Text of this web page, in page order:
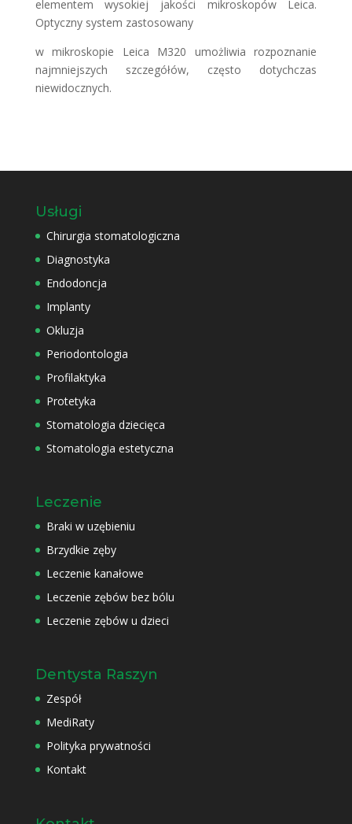
elementem wysokiej jakości mikroskopów Leica.
Optyczny system zastosowany
w mikroskopie Leica M320 umożliwia rozpoznanie
najmniejszych szczegółów, często dotychczas
niewidocznych.
Usługi
Chirurgia stomatologiczna
Diagnostyka
Endodoncja
Implanty
Okluzja
Periodontologia
Profilaktyka
Protetyka
Stomatologia dziecięca
Stomatologia estetyczna
Leczenie
Braki w uzębieniu
Brzydkie zęby
Leczenie kanałowe
Leczenie zębów bez bólu
Leczenie zębów u dzieci
Dentysta Raszyn
Zespół
MediRaty
Polityka prywatności
Kontakt